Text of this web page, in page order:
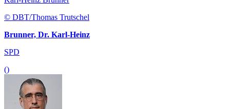
© DBT/Thomas Trutschel
Brunner, Dr. Karl-Heinz
SPD
()